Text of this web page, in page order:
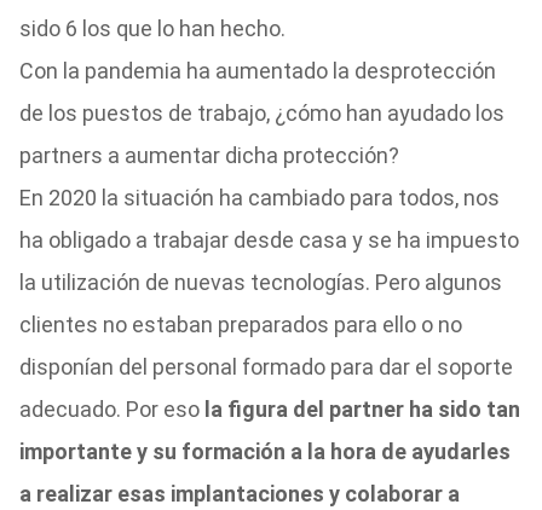
sido 6 los que lo han hecho.
Con la pandemia ha aumentado la desprotección
de los puestos de trabajo, ¿cómo han ayudado los
partners a aumentar dicha protección?
En 2020 la situación ha cambiado para todos, nos
ha obligado a trabajar desde casa y se ha impuesto
la utilización de nuevas tecnologías. Pero algunos
clientes no estaban preparados para ello o no
disponían del personal formado para dar el soporte
adecuado. Por esola figura del partner ha sido tan
importante y su formación a la hora de ayudarles
a realizar esas implantaciones y colaborar a